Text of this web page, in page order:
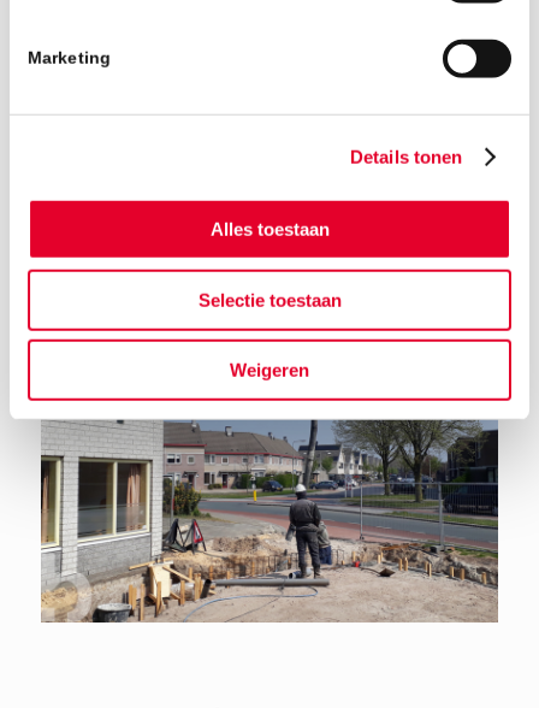
Marketing
Details tonen
Alles toestaan
Selectie toestaan
Weigeren